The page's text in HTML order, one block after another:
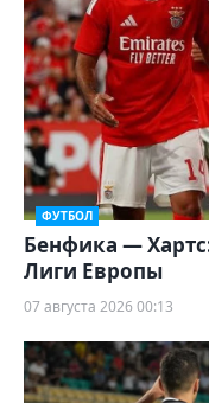
ФУТБОЛ
Бенфика —
Лиги Европы
07 августа 2026 00:13